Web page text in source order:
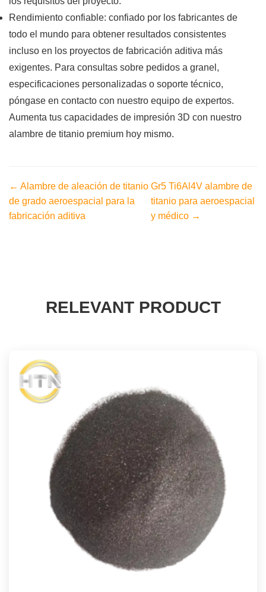
Rendimiento confiable: confiado por los fabricantes de
todo el mundo para obtener resultados consistentes
incluso en los proyectos de fabricación aditiva más
exigentes. Para consultas sobre pedidos a granel,
especificaciones personalizadas o soporte técnico,
póngase en contacto con nuestro equipo de expertos.
Aumenta tus capacidades de impresión 3D con nuestro
alambre de titanio premium hoy mismo.
← Alambre de aleación de titanio
de grado aeroespacial para la
fabricación aditiva
Gr5 Ti6Al4V alambre de
titanio para aeroespacial
y médico →
RELEVANT PRODUCT